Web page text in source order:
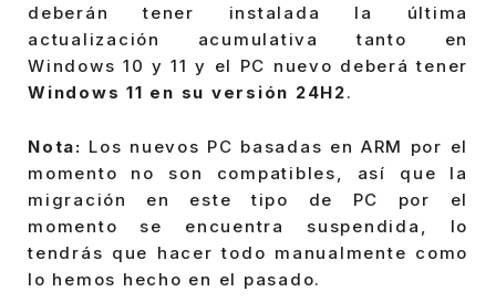
deberán tener instalada la última
actualización acumulativa tanto en
Windows 10 y 11 y el PC nuevo deberá tener
Windows 11 en su versión 24H2.
Nota: Los nuevos PC basadas en ARM por el
momento no son compatibles, así que la
migración en este tipo de PC por el
momento se encuentra suspendida, lo
tendrás que hacer todo manualmente como
lo hemos hecho en el pasado.